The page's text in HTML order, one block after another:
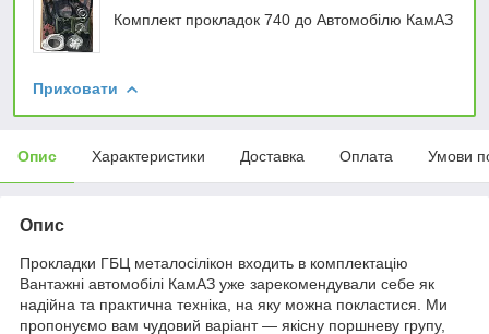
Комплект прокладок 740 до Автомобілю КамАЗ
Приховати
Опис Характеристики Доставка Оплата Умови
Опис
Прокладки ГБЦ металосілікон входить в комплектацію
Вантажні автомобілі КамАЗ уже зарекомендували себе як
надійна та практична техніка, на яку можна покластися. Ми
пропонуємо вам чудовий варіант — якісну поршневу групу,